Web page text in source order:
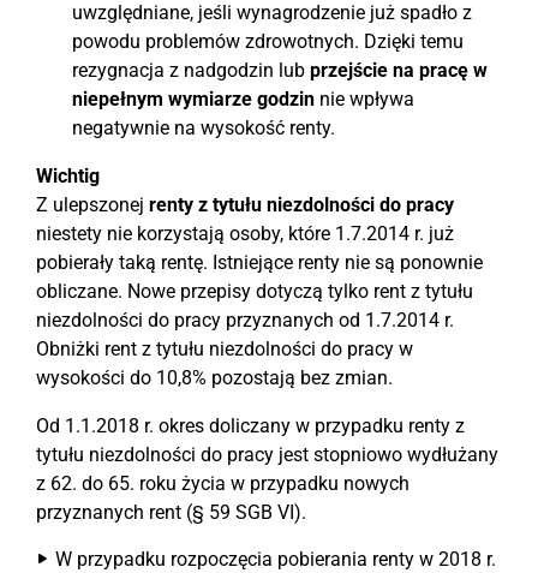
uwzględniane, jeśli wynagrodzenie już spadło z
powodu problemów zdrowotnych. Dzięki temu
rezygnacja z nadgodzin lub przejście na pracę w
niepełnym wymiarze godzin nie wpływa
negatywnie na wysokość renty.
Wichtig
Z ulepszonej renty z tytułu niezdolności do pracy
niestety nie korzystają osoby, które 1.7.2014 r. już
pobierały taką rentę. Istniejące renty nie są ponownie
obliczane. Nowe przepisy dotyczą tylko rent z tytułu
niezdolności do pracy przyznanych od 1.7.2014 r.
Obniżki rent z tytułu niezdolności do pracy w
wysokości do 10,8% pozostają bez zmian.
Od 1.1.2018 r. okres doliczany w przypadku renty z
tytułu niezdolności do pracy jest stopniowo wydłużany
z 62. do 65. roku życia w przypadku nowych
przyznanych rent (§ 59 SGB VI).
W przypadku rozpoczęcia pobierania renty w 2018 r.